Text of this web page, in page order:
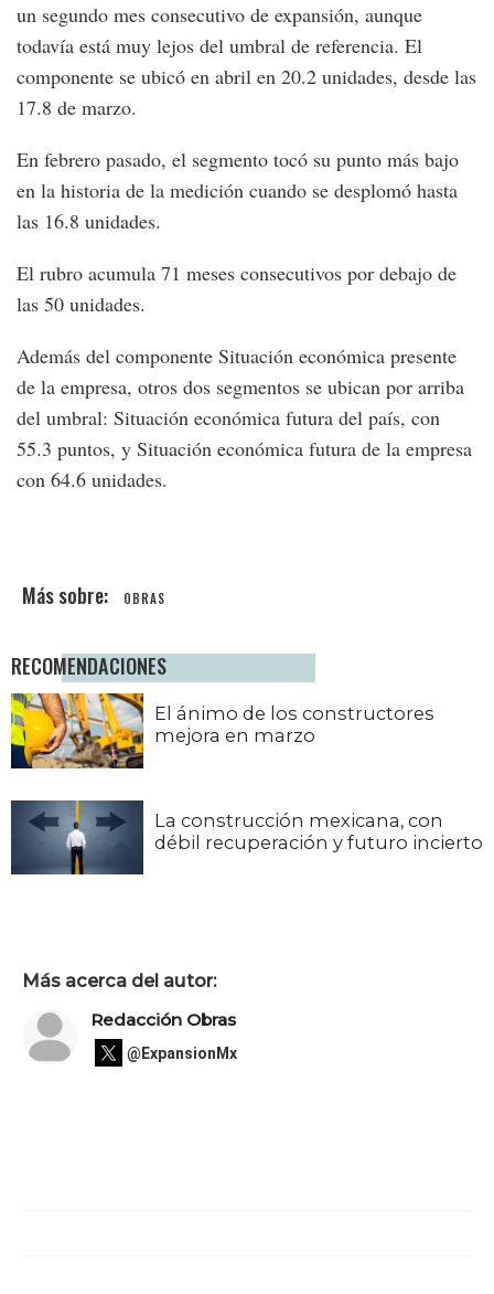
un segundo mes consecutivo de expansión, aunque
todavía está muy lejos del umbral de referencia. El
componente se ubicó en abril en 20.2 unidades, desde las
17.8 de marzo.
En febrero pasado, el segmento tocó su punto más bajo
en la historia de la medición cuando se desplomó hasta
las 16.8 unidades.
El rubro acumula 71 meses consecutivos por debajo de
las 50 unidades.
Además del componente Situación económica presente
de la empresa, otros dos segmentos se ubican por arriba
del umbral: Situación económica futura del país, con
55.3 puntos, y Situación económica futura de la empresa
con 64.6 unidades.
OBRAS
RECOMENDACIONES
El ánimo de los constructores
mejora en marzo
La construcción mexicana, con
débil recuperación y futuro incierto
Más acerca del autor:
Redacción Obras
@ExpansionMx